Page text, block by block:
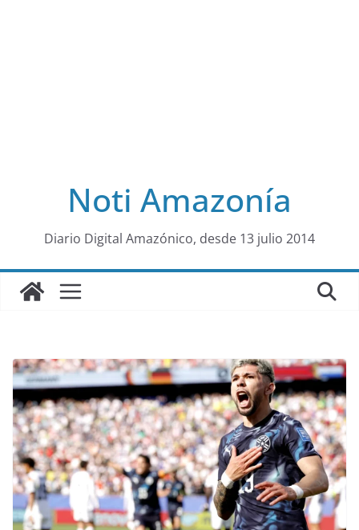
al
Noti Amazonía
Diario Digital Amazónico, desde 13 julio 2014